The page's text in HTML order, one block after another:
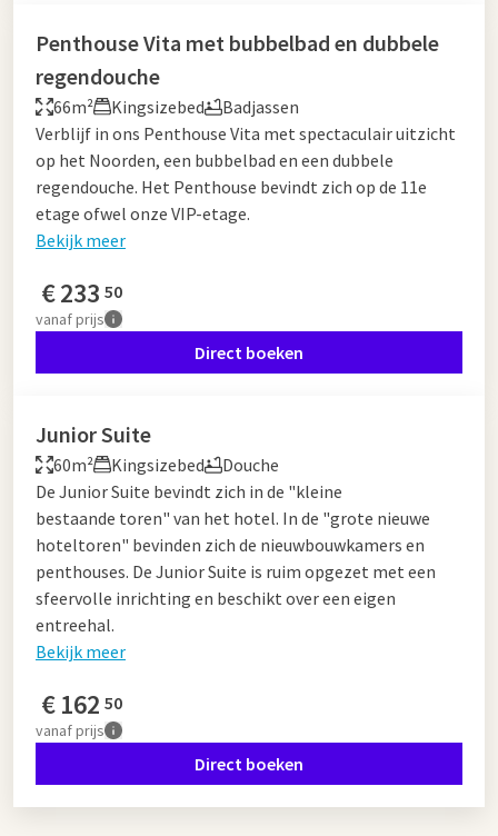
Penthouse Vita met bubbelbad en dubbele
regendouche
66m² Kingsizebed
Badjassen
Verblijf in ons Penthouse Vita met spectaculair uitzicht
op het Noorden, een bubbelbad en een dubbele
regendouche. Het Penthouse bevindt zich op de 11e
etage ofwel onze VIP-etage.
Bekijk meer
€233 50
vanafprijs
Direct boeken
Junior Suite
60m² Kingsizebed
Douche
De Junior Suite bevindt zich in de "kleine
bestaande toren" van het hotel. In de "grote nieuwe
hoteltoren" bevinden zich de nieuwbouwkamers en
penthouses. De Junior Suite is ruim opgezet met een
sfeervolle inrichting en beschikt over een eigen
entreehal.
Bekijk meer
€162 50
vanafprijs
Direct boeken